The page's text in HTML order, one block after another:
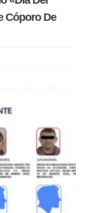
Cóporo De